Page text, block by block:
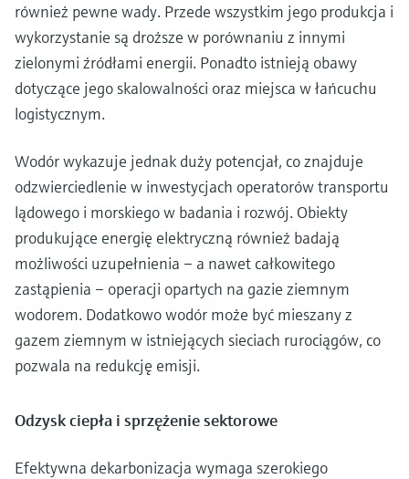
również pewne wady. Przede wszystkim jego produkcja i
wykorzystanie są droższe w porównaniu z innymi
zielonymi źródłami energii. Ponadto istnieją obawy
dotyczące jego skalowalności oraz miejsca w łańcuchu
logistycznym.
Wodór wykazuje jednak duży potencjał, co znajduje
odzwierciedlenie w inwestycjach operatorów transportu
lądowego i morskiego w badania i rozwój. Obiekty
produkujące energię elektryczną również badają
możliwości uzupełnienia – a nawet całkowitego
zastąpienia – operacji opartych na gazie ziemnym
wodorem. Dodatkowo wodór może być mieszany z
gazem ziemnym w istniejących sieciach rurociągów, co
pozwala na redukcję emisji.
Odzysk ciepła i sprzężenie sektorowe
Efektywna dekarbonizacja wymaga szerokiego